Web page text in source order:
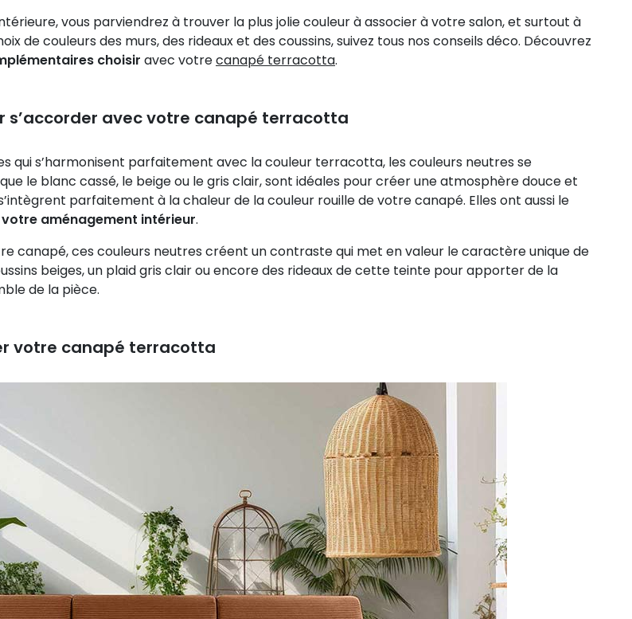
vous parviendrez à trouver la plus jolie couleur à associer à votre salon, et surtout à
de couleurs des murs, des rideaux et des coussins, suivez tous nos conseils déco. Découvrez
choisir avec votrecanapé terracotta.
s’accorder avec votre canapé terracotta
qui s’harmonisent parfaitement avec la couleur terracotta, les couleurs neutres se
le blanc cassé, le beige ou le gris clair, sont idéales pour créer une atmosphère douce et
parfaitement à la chaleur de la couleur rouille de votre canapé. Elles ont aussi le
aménagement intérieur.
canapé, ces couleurs neutres créent un contraste qui met en valeur le caractère unique de
beiges, un plaid gris clair ou encore des rideaux de cette teinte pour apporter de la
de la pièce.
votre canapé terracotta